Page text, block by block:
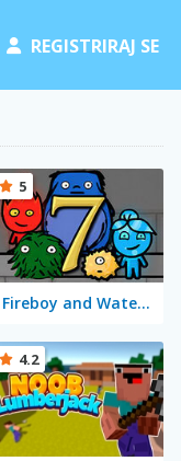
REGISTRIRAJ SE
Fireboy and Watergirl 7: and Friends
5
4.2